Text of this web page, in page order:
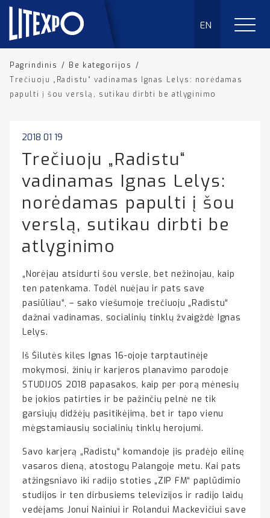
EN
Pagrindinis / Be kategorijos /
Trečiuoju „Radistu“ vadinamas Ignas Lelys: norėdamas
papulti į šou verslą, sutikau dirbti be atlyginimo
2018 01 19
Trečiuoju „Radistu“
vadinamas Ignas Lelys:
norėdamas papulti į šou
verslą, sutikau dirbti be
atlyginimo
„Norėjau atsidurti šou versle, bet nežinojau, kaip
ten patenkama. Todėl nuėjau ir pats save
pasiūliau“, – sako viešumoje trečiuoju „Radistu“
dažnai vadinamas, socialinių tinklų žvaigždė Ignas
Lelys.
Iš Šilutės kilęs Ignas 16-ojoje tarptautinėje
mokymosi, žinių ir karjeros planavimo parodoje
STUDIJOS 2018 papasakos, kaip per porą mėnesių
be jokios patirties ir be pažinčių pelnė ne tik
garsiųjų didžėjų pasitikėjimą, bet ir tapo vienu
mėgstamiausių socialinių tinklų herojumi.
Savo karjerą „Radistų“ komandoje jis pradėjo eilinę
vasaros dieną, atostogų Palangoje metu. Kai pats
atžingsniavo iki radijo stoties „ZIP FM“ paplūdimio
studijos ir ten dirbusiems televizijos ir radijo laidų
vedėjams Jonui Nainiui ir Rolandui Mackevičiui save